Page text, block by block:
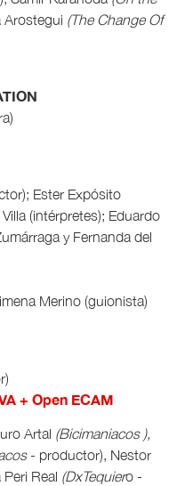
Arostegui (The Change Of
Ester Expósito
(intérpretes); Eduardo
y Fernanda del
Merino (guionista)
+ Open ECAM
Artal (Bicimaniacos ),
- productor), Nestor
Real (DxTequiero -